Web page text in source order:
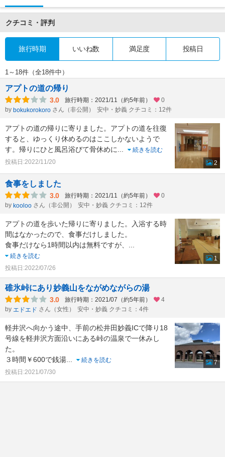
クチコミ・評判
旅行時期 いいね数 満足度 投稿日
1～18件（全18件中）
アプトの道の帰り
3.0 旅行時期：2021/11（約5年前）
0
by bokukorokoro さん（非公開） 安中・妙義 クチコミ：12件
アプトの道の帰りに寄りました。アプトの道を往復
すると、ゆっくり休めるのはここしかないようで
す。帰りにひと風呂浴びて骨休めに...
続きを読む
投稿日:2022/11/20
2
食事をしました
3.0 旅行時期：2021/11（約5年前）
0
by kooloo さん（非公開） 安中・妙義 クチコミ：12件
アプトの道を歩いた帰りに寄りました。入浴する時
間はなかったので、食事だけしました。
食事だけなら1時間以内は無料ですが、 ...
続きを読む
投稿日:2022/07/26
1
碓氷峠にあり妙義山をながめながらの湯
3.0 旅行時期：2021/07（約5年前）
4
by エドエド さん（女性） 安中・妙義 クチコミ：4件
軽井沢へ向かう途中、手前の松井田妙義ICで降り18
号線を軽井沢方面沿いにある峠の温泉で一休みし
た。
３時間￥600で銭湯...
続きを読む
投稿日:2021/07/30
7